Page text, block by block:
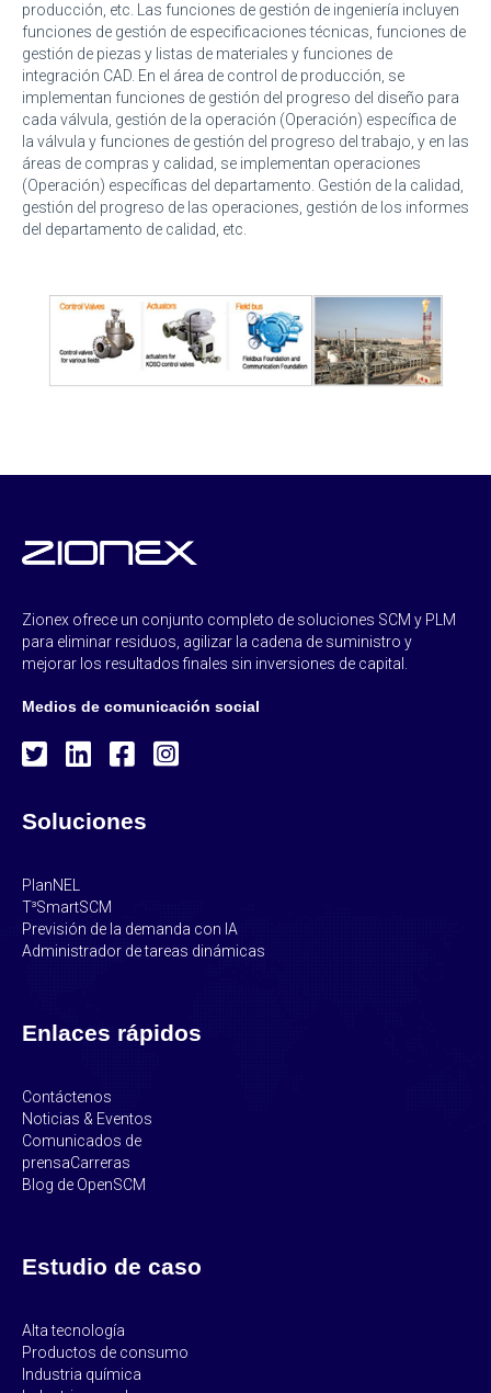
producción, etc. Las funciones de gestión de ingeniería incluyen
funciones de gestión de especificaciones técnicas, funciones de
gestión de piezas y listas de materiales y funciones de
integración CAD. En el área de control de producción, se
implementan funciones de gestión del progreso del diseño para
cada válvula, gestión de la operación (Operación) específica de
la válvula y funciones de gestión del progreso del trabajo, y en las
áreas de compras y calidad, se implementan operaciones
(Operación) específicas del departamento. Gestión de la calidad,
gestión del progreso de las operaciones, gestión de los informes
del departamento de calidad, etc.
Zionex ofrece un conjunto completo de soluciones SCM y PLM
para eliminar residuos, agilizar la cadena de suministro y
mejorar los resultados finales sin inversiones de capital.
Medios de comunicación social
Soluciones
PlanNEL
T³SmartSCM
Previsión de la demanda con IA
Administrador de tareas dinámicas
Enlaces rápidos
Contáctenos
Noticias & Eventos
Comunicados de
prensaCarreras
Blog de OpenSCM
Estudio de caso
Alta tecnología
Productos de consumo
Industria química